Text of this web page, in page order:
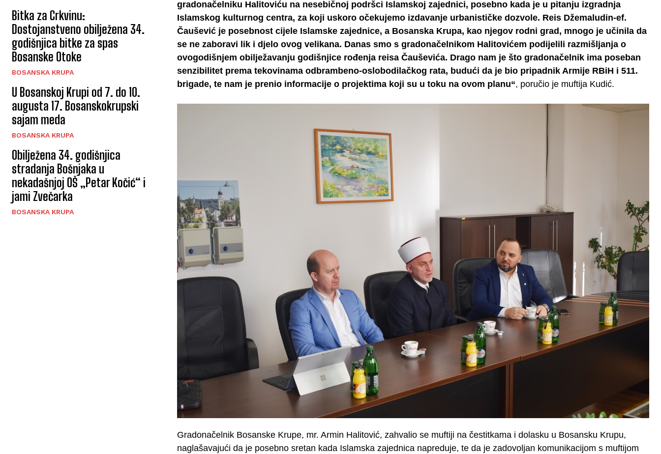
Bitka za Crkvinu:
Dostojanstveno obilježena 34.
godišnjica bitke za spas
Bosanske Otoke
BOSANSKA KRUPA
U Bosanskoj Krupi od 7. do 10.
augusta 17. Bosanskokrupski
sajam meda
BOSANSKA KRUPA
Obilježena 34. godišnjica
stradanja Bošnjaka u
nekadašnjoj OŠ „Petar Kočić“ i
jami Zvečarka
BOSANSKA KRUPA
gradonačelniku Halitoviću na nesebičnoj podršci Islamskoj zajednici, posebno kada je u pitanju izgradnja
Islamskog kulturnog centra, za koji uskoro očekujemo izdavanje urbanističke dozvole. Reis Džemaludin-ef.
Čaušević je posebnost cijele Islamske zajednice, a Bosanska Krupa, kao njegov rodni grad, mnogo je učinila da
se ne zaboravi lik i djelo ovog velikana. Danas smo s gradonačelnikom Halitovićem podijelili razmišljanja o
ovogodišnjem obilježavanju godišnjice rođenja reisa Čauševića. Drago nam je što gradonačelnik ima poseban
senzibilitet prema tekovinama odbrambeno-oslobodilačkog rata, budući da je bio pripadnik Armije RBiH i 511.
brigade, te nam je prenio informacije o projektima koji su u toku na ovom planu“, poručio je muftija Kudić.
Gradonačelnik Bosanske Krupe, mr. Armin Halitović, zahvalio se muftiji na čestitkama i dolasku u Bosansku Krupu,
naglašavajući da je posebno sretan kada Islamska zajednica napreduje, te da je zadovoljan komunikacijom s muftijom